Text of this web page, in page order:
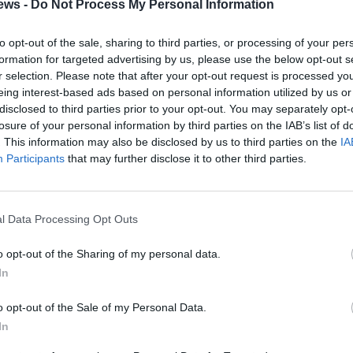
- Do Not Process My Personal Information
opt-out of the sale, sharing to third parties, or processing of your
for targeted advertising by us, please use the below opt-out
selection. Please note that after your opt-out request is processed
interest-based ads based on personal information utilized by us
to third parties prior to your opt-out. You may separately
of your personal information by third parties on the IAB’s list of
This information may also be disclosed by us to third parties on the
Participants that may further disclose it to other third parties.
Data Processing Opt Outs
opt-out of the Sharing of my personal data.
opt-out of the Sale of my Personal Data.
υποχρεωτικό έλεγχο σε όλες τις αιτήσεις
ότι δε βρίσκονται μέσα σε «απαγορευμένες»
του 2011. Επίσης, το μεγαλύτερο ποσοστό των
από τα πρόστιμα, τα οποία αναμένεται ότι θα
κατηγορίες αυθαιρέτων, θα δίνονται στους Δήμους,
να προχωρούν οι ρυμοτομικές απαλλοτριώσεις οι
και δεκαετίες.
αυθαιρέτων της «Κατηγορίας 5» θα μπορούν να τα
εσαεί θα πρέπει, όταν θα ανοίξουν τα…
τίτλους Μεταφοράς Συντελεστή Δόμησης (ΜΣΔ).